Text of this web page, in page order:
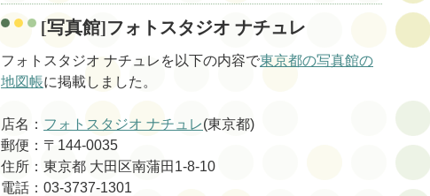
[写真館]フォトスタジオ ナチュレ
フォトスタジオ ナチュレを以下の内容で東京都の写真館の
地図帳に掲載しました。
店名： フォトスタジオ ナチュレ(東京都)
郵便：〒144-0035
住所：東京都 大田区南蒲田1-8-10
電話：03-3737-1301